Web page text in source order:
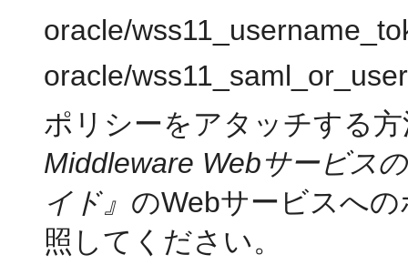
oracle/
oracle/
ポリシーをアタッチする
Middleware Webサービス
イド』 のWebサービスへ
照してください。